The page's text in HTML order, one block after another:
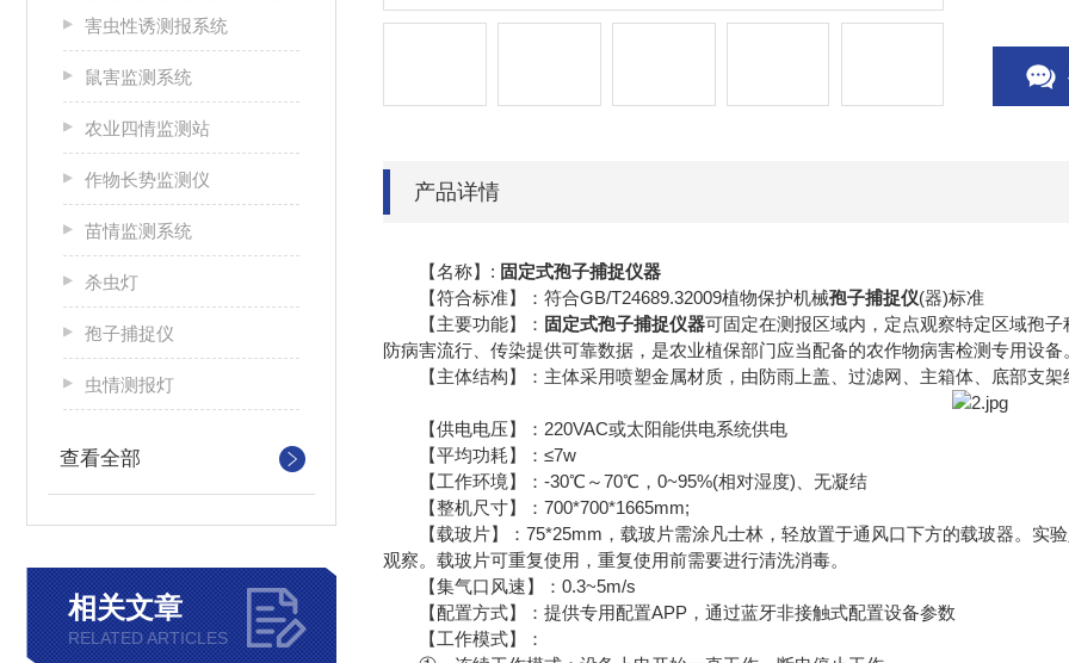
害虫性诱测报系统
鼠害监测系统
农业四情监测站
作物长势监测仪
苗情监测系统
杀虫灯
孢子捕捉仪
虫情测报灯
查看全部
相关文章
RELATED ARTICLES
产品详情
【名称】: 固定式孢子捕捉仪器
【符合标准】：符合GB/T24689.32009植物保护机械孢子捕捉仪(器)标准
【主要功能】： 固定式孢子捕捉仪器可固定在测报区域内，定点观察特定区域孢
防病害流行、传染提供可靠数据，是农业植保部门应当配备的农作物病害检测专用设备
【主体结构】：主体采用喷塑金属材质，由防雨上盖、过滤网、主箱体、底部支架
【供电电压】：220VAC或太阳能供电系统供电
【平均功耗】：≤7w
【工作环境】：-30℃～70℃，0~95%(相对湿度)、无凝结
【整机尺寸】：700*700*1665mm;
【载玻片】：75*25mm，载玻片需涂凡士林，轻放置于通风口下方的载玻器。实
观察。载玻片可重复使用，重复使用前需要进行清洗消毒。
【集气口风速】：0.3~5m/s
【配置方式】：提供专用配置APP，通过蓝牙非接触式配置设备参数
【工作模式】：